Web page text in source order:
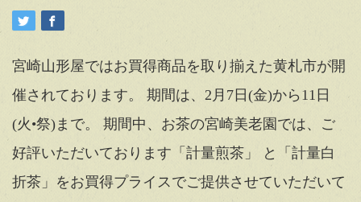
宮崎山形屋ではお買得商品を取り揃えた黄札市が開
催されております。 期間は、2月7日(金)から11日
(火•祭)まで。 期間中、お茶の宮崎美老園では、ご
好評いただいております「計量煎茶」 と「計量白
折茶」をお買得プライスでご提供させていただいて